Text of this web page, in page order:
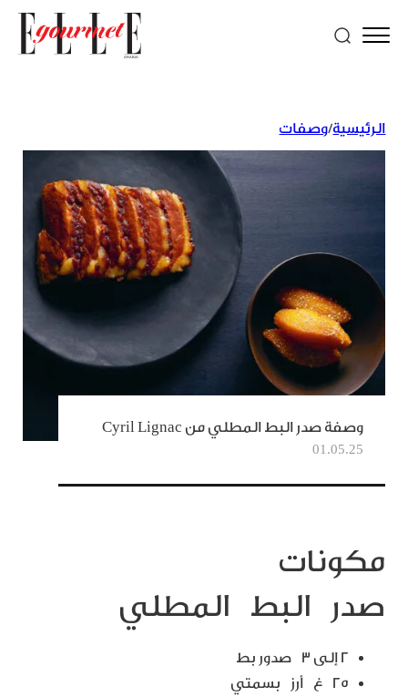
الرئيسية/وصفات
وصفة صدر البط المطلي من Cyril Lignac
01.05.25
مكونات
صدر البط المطلي
٢ إلى ٣
صدور بط
٢٥ غ أرز بسمتي